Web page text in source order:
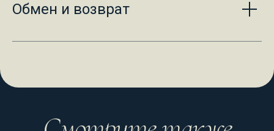
Обмен и возврат